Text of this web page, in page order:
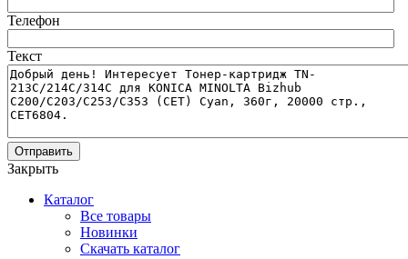
Телефон
Текст
Отправить
Закрыть
Каталог
Все товары
Новинки
Скачать каталог